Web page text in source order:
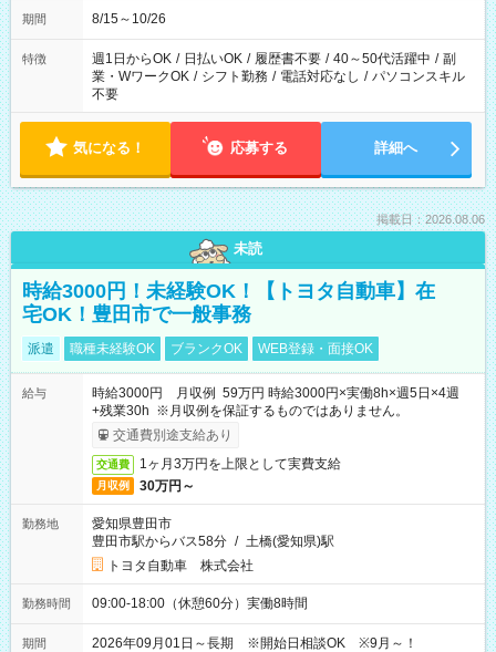
期間 8/15～10/26
特徴 週1日からOK / 日払いOK / 履歴書不要 / 40～50代活躍中 / 副
業・WワークOK / シフト勤務 / 電話対応なし / パソコンスキル
不要
気になる！ 応募する 詳細へ
掲載日：2026.08.06
未読
時給3000円！未経験OK！【トヨタ自動車】在
宅OK！豊田市で一般事務
派遣 職種未経験OK ブランクOK WEB登録・面接OK
給与
時給3000円 月収例 59万円 時給3000円×実働8h×週5日×4週
+残業30h ※月収例を保証するものではありません。
交通費別途支給あり
交通費 1ヶ月3万円を上限として実費支給
月収例 30万円～
勤務地
愛知県豊田市
豊田市駅からバス58分 / 土橋(愛知県)駅
トヨタ自動車 株式会社
勤務時間 09:00-18:00（休憩60分）実働8時間
期間 2026年09月01日～長期 ※開始日相談OK ※9月～！